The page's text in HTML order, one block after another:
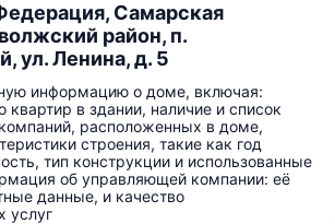
Самарская
район, п.
ул. Ленина, д. 5
информацию о доме, включая:
квартир в здании, наличие и список
расположенных в доме,
строения, такие как год
тип конструкции и использованные
об управляющей компании: её
данные, и качество
услуг